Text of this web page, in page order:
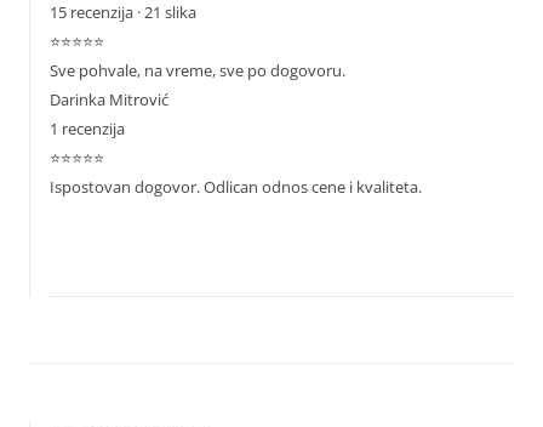
15 recenzija · 21 slika
⭐⭐⭐⭐⭐
Sve pohvale, na vreme, sve po dogovoru.
Darinka Mitrović
1 recenzija
⭐⭐⭐⭐⭐
Ispostovan dogovor. Odlican odnos cene i kvaliteta.